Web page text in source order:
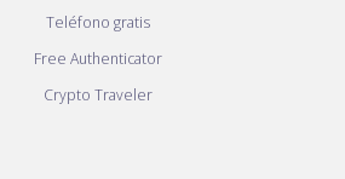
Teléfono gratis
Free Authenticator
Crypto Traveler